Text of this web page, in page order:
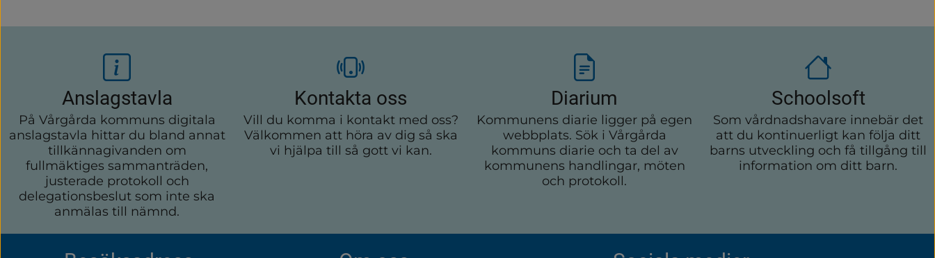
Anslagstavla
På Vårgårda kommuns digitala
anslagstavla hittar du bland annat
tillkännagivanden om
fullmäktiges sammanträden,
justerade protokoll och
delegationsbeslut som inte ska
anmälas till nämnd.
Kontakta oss
Vill du komma i kontakt med oss?
Välkommen att höra av dig så ska
vi hjälpa till så gott vi kan.
Diarium
Kommunens diarie ligger på egen
webbplats. Sök i Vårgårda
kommuns diarie och ta del av
kommunens handlingar, möten
och protokoll.
Schoolsoft
Som vårdnadshavare innebär det
att du kontinuerligt kan följa ditt
barns utveckling och få tillgång till
information om ditt barn.